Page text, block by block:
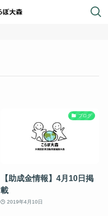
ブログ
【助成金情報】4月10日掲
載
2019年4月10日